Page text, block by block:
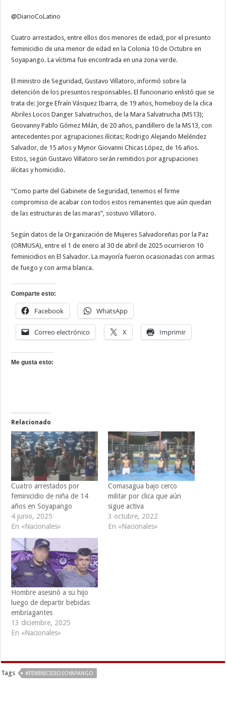
@DiarioCoLatino
Cuatro arrestados, entre ellos dos menores de edad, por el presunto
feminicidio de una menor de edad en la Colonia 10 de Octubre en
Soyapango. La víctima fue encontrada en una zona verde.
El ministro de Seguridad, Gustavo Villatoro, informó sobre la
detención de los presuntos responsables. El funcionario enlistó que se
trata de: Jorge Efraín Vásquez Ibarra, de 19 años, homeboy de la clica
Abriles Locos Danger Salvatruchos, de la Mara Salvatrucha (MS13);
Geovanny Pablo Gómez Milán, de 20 años, pandillero de la MS13, con
antecedentes por agrupaciones ilícitas; Rodrigo Alejando Meléndez
Salvador, de 15 años y Mynor Giovanni Chicas López, de 16 años.
Estos, según Gustavo Villatoro serán remitidos por agrupaciones
ilícitas y homicidio.
“Como parte del Gabinete de Seguridad, tenemos el firme
compromiso de acabar con todos estos remanentes que aún quedan
de las estructuras de las maras”, sostuvo Villatoro.
Según datos de la Organización de Mujeres Salvadoreñas por la Paz
(ORMUSA), entre el 1 de enero al 30 de abril de 2025 ocurrieron 10
feminicidios en El Salvador. La mayoría fueron ocasionadas con armas
de fuego y con arma blanca.
Comparte esto:
Facebook WhatsApp
Correo electrónico X Imprimir
Me gusta esto:
Relacionado
Cuatro arrestados por
feminicidio de niña de 14
años en Soyapango
4 junio, 2025
En «Nacionales»
Comasagua bajo cerco
militar por clica que aún
sigue activa
3 octubre, 2022
En «Nacionales»
Hombre asesinó a su hijo
luego de departir bebidas
embriagantes
13 diciembre, 2025
En «Nacionales»
Tags #FEMINICIDIOSOYAPANGO